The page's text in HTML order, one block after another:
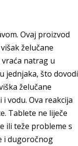
Ovaj proizvod
želučane
vraća natrag u
jednjaka, što dovodi
želučane
vodu. Ova reakcija
Tablete ne liječe
ili teže probleme s
i dugoročnog